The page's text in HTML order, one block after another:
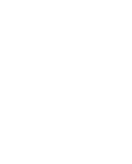
oferecido com base num teste
de tempo.
Intelectual:
sem limitação, pedidos e
invenções, direitos de autor,
morais, know-how,
e bases de dados e
de propriedade intelectual
país ou jurisdição do mundo.
de Licença e Serviços.